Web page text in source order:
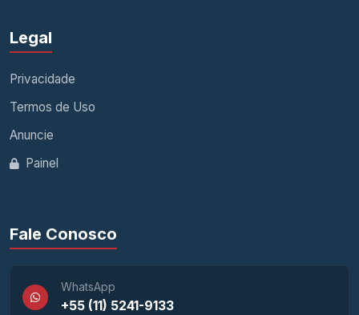
Legal
Privacidade
Termos de Uso
Anuncie
Painel
Fale Conosco
WhatsApp
+55 (11) 5241-9133